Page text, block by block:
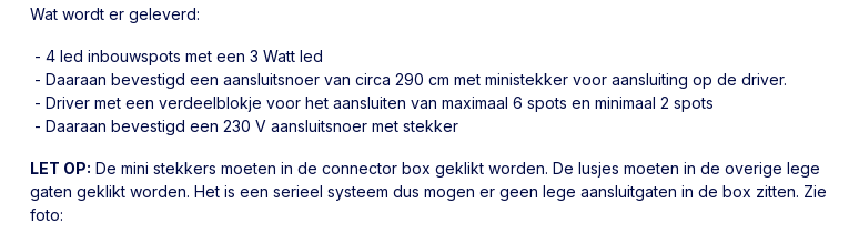
Wat wordt er geleverd:
- 4 led inbouwspots met een 3 Watt led
- Daaraan bevestigd een aansluitsnoer van circa 290 cm met ministekker voor aansluiting op de driver.
- Driver met een verdeelblokje voor het aansluiten van maximaal 6 spots en minimaal 2 spots
- Daaraan bevestigd een 230 V aansluitsnoer met stekker
LET OP: De mini stekkers moeten in de connector box geklikt worden. De lusjes moeten in de overige lege
gaten geklikt worden. Het is een serieel systeem dus mogen er geen lege aansluitgaten in de box zitten. Zie
foto: